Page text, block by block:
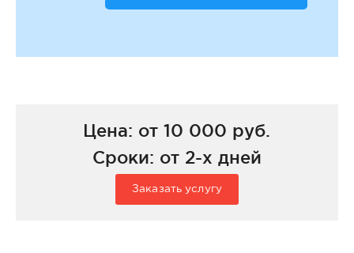
Цена: от 10 000 руб.
Сроки: от 2-х дней
Заказать услугу